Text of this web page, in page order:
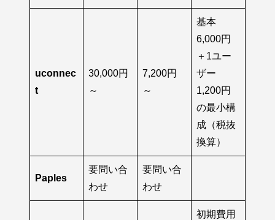
uconnec
t
30,000円
～
7,200円
～
基本
6,000円
＋1ユー
ザー
1,200円
の最小構
成（税抜
換算）
Paples
要問い合
わせ
要問い合
わせ
初期費用